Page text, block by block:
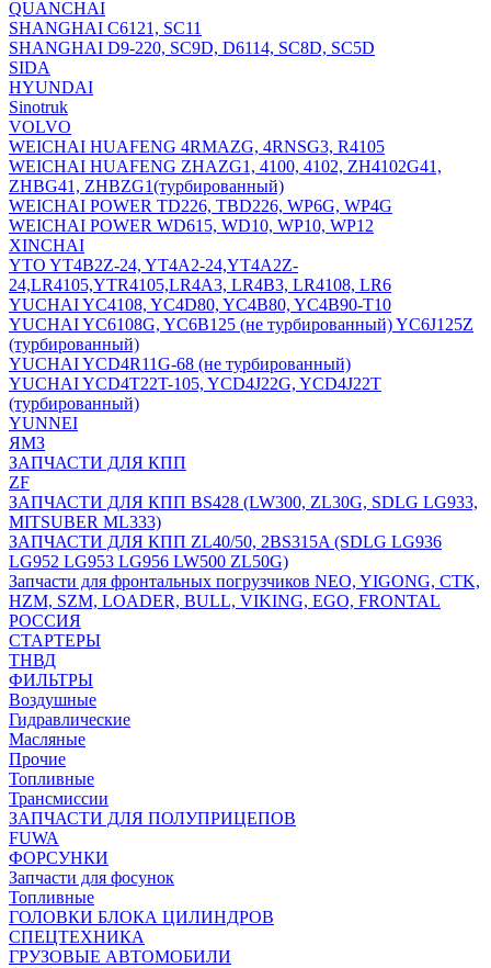
QUANCHAI
SHANGHAI C6121, SC11
SHANGHAI D9-220, SC9D, D6114, SC8D, SC5D
SIDA
HYUNDAI
Sinotruk
VOLVO
WEICHAI HUAFENG 4RMAZG, 4RNSG3, R4105
WEICHAI HUAFENG ZHAZG1, 4100, 4102, ZH4102G41,
ZHBG41, ZHBZG1(турбированный)
WEICHAI POWER TD226, TBD226, WP6G, WP4G
WEICHAI POWER WD615, WD10, WP10, WP12
XINCHAI
YTO YT4B2Z-24, YT4A2-24,YT4A2Z-
24,LR4105,YTR4105,LR4A3, LR4B3, LR4108, LR6
YUCHAI YC4108, YC4D80, YC4B80, YC4B90-T10
YUCHAI YC6108G, YC6B125 (не турбированный) YC6J125Z
(турбированный)
YUCHAI YCD4R11G-68 (не турбированный)
YUCHAI YCD4T22T-105, YCD4J22G, YCD4J22T
(турбированный)
YUNNEI
ЯМЗ
ЗАПЧАСТИ ДЛЯ КПП
ZF
ЗАПЧАСТИ ДЛЯ КПП BS428 (LW300, ZL30G, SDLG LG933,
MITSUBER ML333)
ЗАПЧАСТИ ДЛЯ КПП ZL40/50, 2BS315A (SDLG LG936
LG952 LG953 LG956 LW500 ZL50G)
Запчасти для фронтальных погрузчиков NEO, YIGONG, CTK,
HZM, SZM, LOADER, BULL, VIKING, EGO, FRONTAL
РОССИЯ
СТАРТЕРЫ
ТНВД
ФИЛЬТРЫ
Воздушные
Гидравлические
Масляные
Прочие
Топливные
Трансмиссии
ЗАПЧАСТИ ДЛЯ ПОЛУПРИЦЕПОВ
FUWA
ФОРСУНКИ
Запчасти для фосунок
Топливные
ГОЛОВКИ БЛОКА ЦИЛИНДРОВ
СПЕЦТЕХНИКА
ГРУЗОВЫЕ АВТОМОБИЛИ